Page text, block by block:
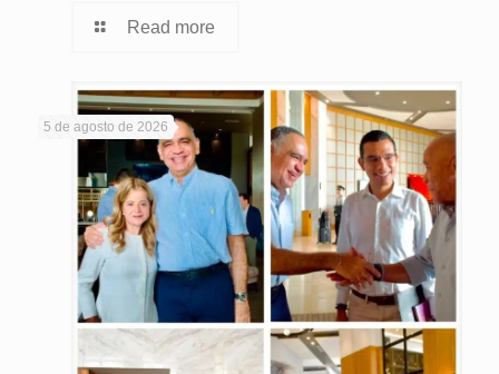
Read more
5 de agosto de 2026